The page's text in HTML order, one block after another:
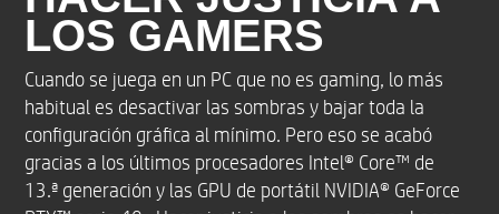
Bluetooth® 5.2 o inferior.
Soportes digitales
N/D
LOS GAMERS
Cuando se juega en un PC que no es gaming, lo más
habitual es desactivar las sombras y bajar toda la
configuración gráfica al mínimo. Pero eso se acabó
gracias a los últimos procesadores Intel® Core™ de
13.ª generación y las GPU de portátil NVIDIA® GeForce